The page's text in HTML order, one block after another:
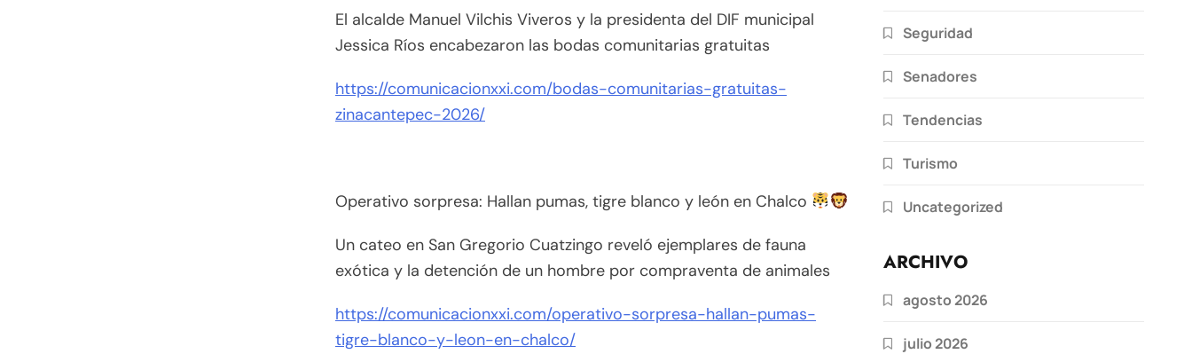
El alcalde Manuel Vilchis Viveros y la presidenta del DIF municipal
Jessica Ríos encabezaron las bodas comunitarias gratuitas
https://comunicacionxxi.com/bodas-comunitarias-gratuitas-
zinacantepec-2026/
Operativo sorpresa: Hallan pumas, tigre blanco y león en Chalco
Un cateo en San Gregorio Cuatzingo reveló ejemplares de fauna
exótica y la detención de un hombre por compraventa de animales
https://comunicacionxxi.com/operativo-sorpresa-hallan-pumas-
tigre-blanco-y-leon-en-chalco/
Seguridad
Senadores
Tendencias
Turismo
Uncategorized
ARCHIVO
agosto 2026
julio 2026